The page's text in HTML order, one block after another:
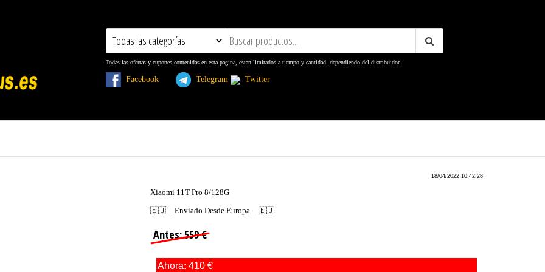
Todas las ofertas y cupones contenidas en esta pagina, estan limitados a tiempo y cantidad. dependiendo del distribuidor.
Facebook Telegram Twitter
18/04/2022 10:42:28
Xiaomi 11T Pro 8/128G
🇪🇺__Enviado Desde Europa__🇪🇺
Antes: 559 €
Ahora: 410 €